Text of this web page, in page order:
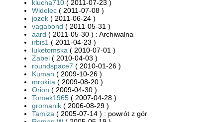
klucha710 ( 2011-07-23 )
Widelec ( 2011-07-08 )
jozek ( 2011-06-24 )
vagabond ( 2011-05-31 )
aard ( 2011-05-30 ) : Archiwalna
irbis1 ( 2011-04-23 )
luketomska ( 2010-07-01 )
Zabel ( 2010-04-03 )
roundspace7 ( 2010-01-26 )
Kuman ( 2009-10-26 )
mrokita ( 2009-08-20 )
Orion ( 2009-04-30 )
Tomek1965 ( 2007-04-28 )
gromanik ( 2006-08-29 )
Tamiza ( 2005-07-14 ) : powrót z gór